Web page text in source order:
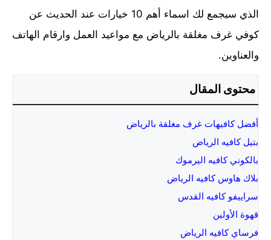
الذي سيجمع لك اسماء أهم 10 خيارات عند الحديث عن
كوفي غرف مغلقة بالرياض مع مواعيد العمل وارقام الهاتف
والعناوين.
محتوى المقال
أفضل كافيهات غرف مغلقة بالرياض
بتيل كافيه الرياض
بالكوني كافيه اليرموك
بلاك هاوس كافيه الرياض
سراييفو كافيه القدس
قهوة الأولين
فرساي كافيه الرياض